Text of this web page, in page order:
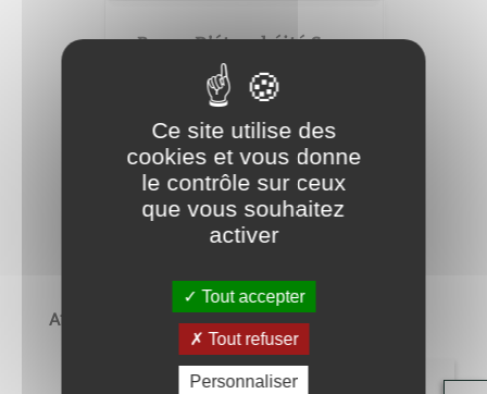
Bague D’étanchéité Sans
Joint
Réf. produit :
Prix
8,06 € TTC
8,06 € HT
shopping_cart AJOUTER AU PANIER
Affichage 1-2 de 2 article(s)
Retour en haut
Ce site utilise des
cookies et vous donne
le contrôle sur ceux
que vous souhaitez
activer
Tout accepter
Tout refuser
Personnaliser